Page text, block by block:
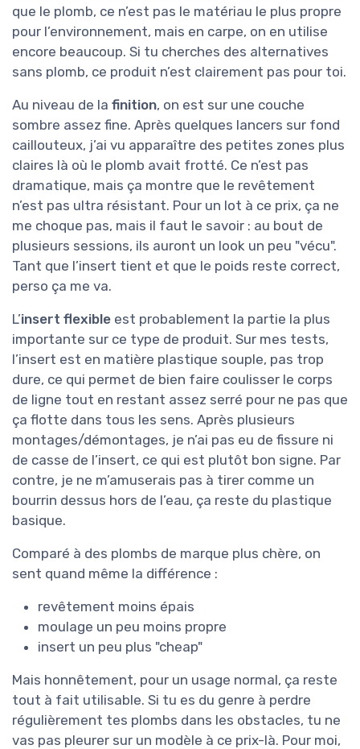
que le plomb, ce n’est pas le matériau le plus propre
pour l’environnement, mais en carpe, on en utilise
encore beaucoup. Si tu cherches des alternatives
sans plomb, ce produit n’est clairement pas pour toi.
Au niveau de la finition, on est sur une couche
sombre assez fine. Après quelques lancers sur fond
caillouteux, j’ai vu apparaître des petites zones plus
claires là où le plomb avait frotté. Ce n’est pas
dramatique, mais ça montre que le revêtement
n’est pas ultra résistant. Pour un lot à ce prix, ça ne
me choque pas, mais il faut le savoir : au bout de
plusieurs sessions, ils auront un look un peu "vécu".
Tant que l’insert tient et que le poids reste correct,
perso ça me va.
L’insert flexible est probablement la partie la plus
importante sur ce type de produit. Sur mes tests,
l’insert est en matière plastique souple, pas trop
dure, ce qui permet de bien faire coulisser le corps
de ligne tout en restant assez serré pour ne pas que
ça flotte dans tous les sens. Après plusieurs
montages/démontages, je n’ai pas eu de fissure ni
de casse de l’insert, ce qui est plutôt bon signe. Par
contre, je ne m’amuserais pas à tirer comme un
bourrin dessus hors de l’eau, ça reste du plastique
basique.
Comparé à des plombs de marque plus chère, on
sent quand même la différence :
revêtement moins épais
moulage un peu moins propre
insert un peu plus "cheap"
Mais honnêtement, pour un usage normal, ça reste
tout à fait utilisable. Si tu es du genre à perdre
régulièrement tes plombs dans les obstacles, tu ne
vas pas pleurer sur un modèle à ce prix-là. Pour moi,